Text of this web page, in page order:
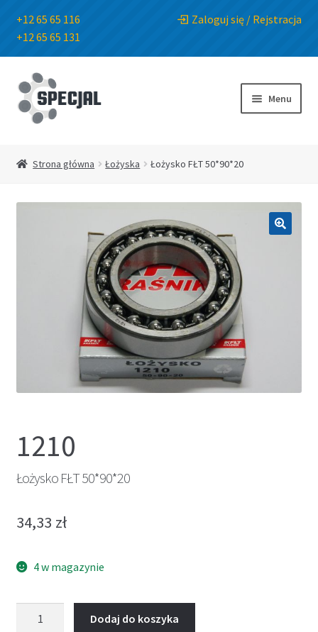
+12 65 65 116
+12 65 65 131
Zaloguj się / Rejstracja
Przejdź
do
nawigacji
Przejdź
do
treści
Menu
Strona główna Łożyska Łożysko FŁT 50*90*20
1210
Łożysko FŁT 50*90*20
34,33 zł
4 w magazynie
Dodaj do koszyka